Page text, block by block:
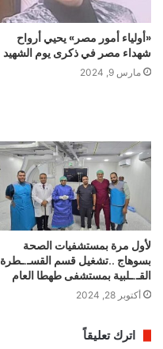
«أولياء أمور مصر» يحيي أرواح
شهداء مصر في ذكرى يوم الشهيد
مارس 9, 2024
لأول مرة بمستشفيات الصحة
بسوهاج ..تشغيل قسم القسـ.ـطرة
القـ.ـلبية بمستشفى طهطا العام
أكتوبر 28, 2024
اترك تعليقاً